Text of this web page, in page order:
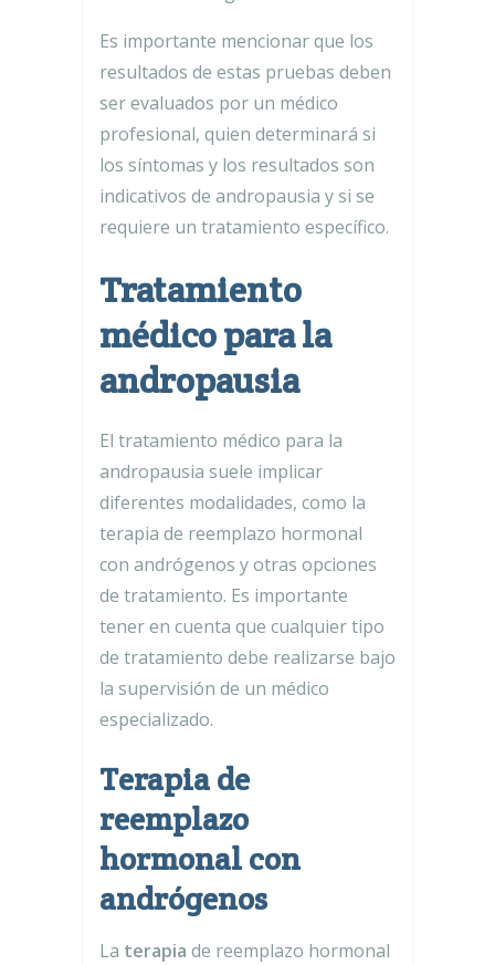
Es importante mencionar que los
resultados de estas pruebas deben
ser evaluados por un médico
profesional, quien determinará si
los síntomas y los resultados son
indicativos de andropausia y si se
requiere un tratamiento específico.
Tratamiento
médico para la
andropausia
El tratamiento médico para la
andropausia suele implicar
diferentes modalidades, como la
terapia de reemplazo hormonal
con andrógenos y otras opciones
de tratamiento. Es importante
tener en cuenta que cualquier tipo
de tratamiento debe realizarse bajo
la supervisión de un médico
especializado.
Terapia de
reemplazo
hormonal con
andrógenos
La terapia de reemplazo hormonal